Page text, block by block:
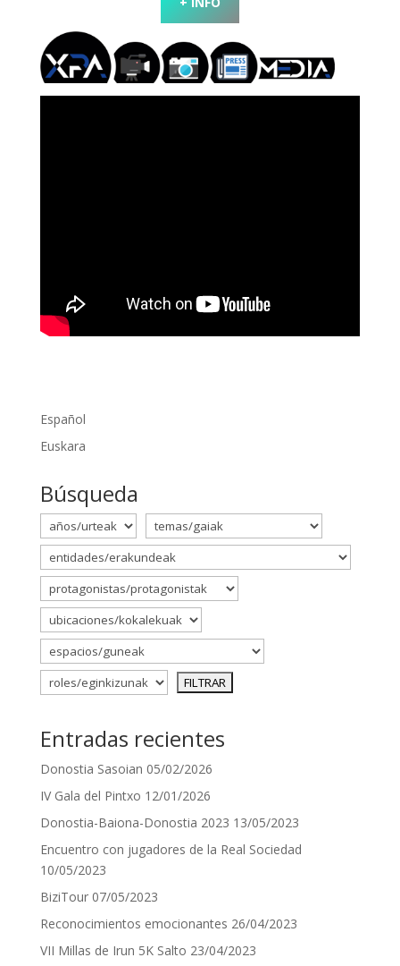
Español
Euskara
Búsqueda
Entradas recientes
Donostia Sasoian 05/02/2026
IV Gala del Pintxo 12/01/2026
Donostia-Baiona-Donostia 2023 13/05/2023
Encuentro con jugadores de la Real Sociedad
10/05/2023
BiziTour 07/05/2023
Reconocimientos emocionantes 26/04/2023
VII Millas de Irun 5K Salto 23/04/2023